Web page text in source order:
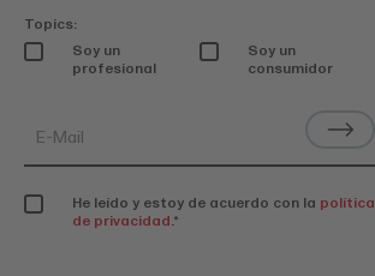
Topics:
Soy un
profesional
Soy un
consumidor
He leído y estoy de acuerdo con la política
de privacidad.*